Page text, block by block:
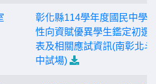
彰化縣114學年度國民中學
性向資賦優異學生鑑定初選
表及相關應試資訊(南彰北斗
中試場)